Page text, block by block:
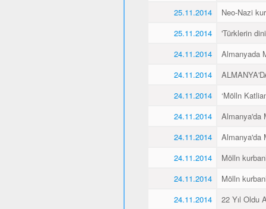
25.11.2014
Neo-Nazi
25.11.2014
'Türklerin
24.11.2014
Almanyada
24.11.2014
24.11.2014
‘Mölln
24.11.2014
Almanya'da
24.11.2014
Almanya'da
24.11.2014
Mölln
24.11.2014
Mölln
24.11.2014
22 Yıl Oldu